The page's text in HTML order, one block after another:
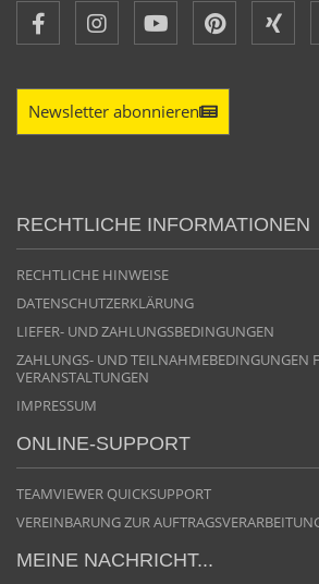
Newsletter abonnieren
RECHTLICHE INFORMATIONEN
RECHTLICHE HINWEISE
DATENSCHUTZERKLÄRUNG
LIEFER- UND ZAHLUNGSBEDINGUNGEN
ZAHLUNGS- UND TEILNAHMEBEDINGUNGEN
VERANSTALTUNGEN
IMPRESSUM
ONLINE-SUPPORT
TEAMVIEWER QUICKSUPPORT
VEREINBARUNG ZUR
MEINE NACHRICHT...